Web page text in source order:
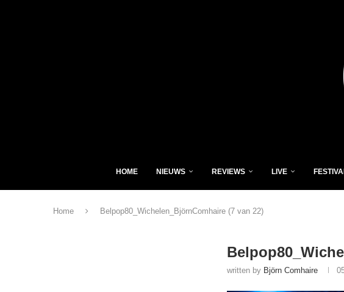
HOME NIEUWS REVIEWS LIVE
Home Belpop80_Wichelen_BjörnComhaire (7 van 22)
written by Björn Comhaire